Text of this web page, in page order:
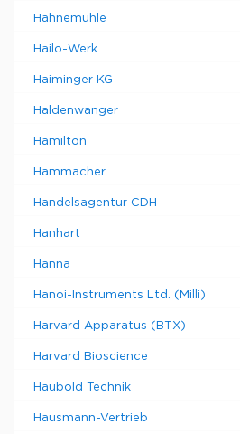
Hahnemuhle
Hailo-Werk
Haiminger KG
Haldenwanger
Hamilton
Hammacher
Handelsagentur CDH
Hanhart
Hanna
Hanoi-Instruments Ltd. (Milli)
Harvard Apparatus (BTX)
Harvard Bioscience
Haubold Technik
Hausmann-Vertrieb